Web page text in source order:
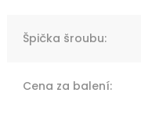
Špička šroubu:
Cena za balení: